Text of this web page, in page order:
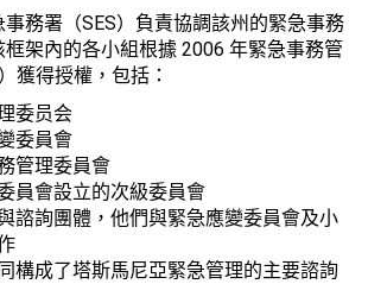
務署（SES）負責協調該州的緊急事務
架內的各小組根據 2006 年緊急事務管
獲得授權，包括：
委员会
委員會
管理委員會
員會設立的次級委員會
諮詢團體，他們與緊急應變委員會及小
構成了塔斯馬尼亞緊急管理的主要諮詢